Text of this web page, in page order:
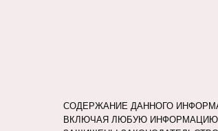
СОДЕРЖАНИЕ ДАННОГО
ВКЛЮЧАЯ ЛЮБУЮ ИНФОРМАЦИЮ